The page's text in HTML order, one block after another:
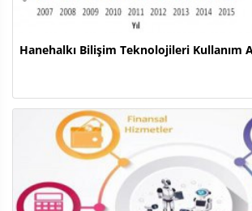
Hanehalkı Bilişim Teknolojileri Kullanım